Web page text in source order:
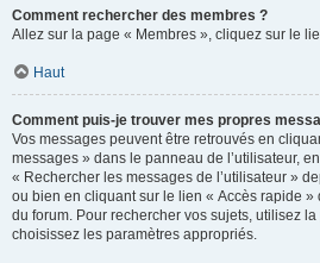
Comment rechercher des membres ?
Allez sur la page « Membres », cliquez sur le
Haut
Comment puis-je trouver mes propres
Vos messages peuvent être retrouvés en
messages » dans le panneau de l’utilisateur,
« Rechercher les messages de l’utilisateur »
ou bien en cliquant sur le lien « Accès rapide »
du forum. Pour rechercher vos sujets, utilisez
choisissez les paramètres appropriés.